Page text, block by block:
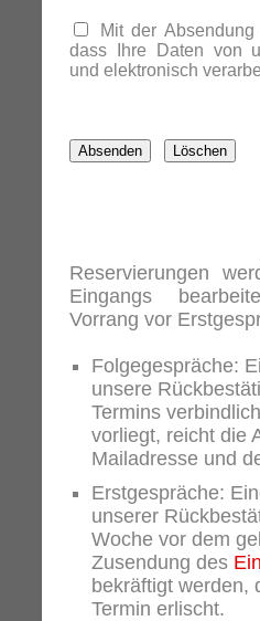
Mit der
dass Ihre Daten von
und elektronisch
Reservierungen
Eingangs
Vorrang vor
Folgegespräche:
unsere
Termins
vorliegt, reicht die
Mailadresse und
Erstgespräche:
unserer
Woche vor dem
Zusendung des
bekräftigt werden,
Termin erlischt.